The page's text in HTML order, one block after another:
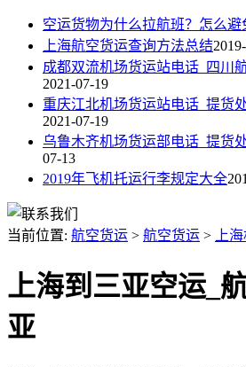
空运货物为什么拉航班？怎么避
上海航空货运查询方法总结
成都双流机场货运站电话_四川
2021-07-19
重庆江北机场货运站电话_提货
2021-07-19
乌鲁木齐机场货运部电话_提货
07-13
2019年飞机托运行李规定大全
当前位置: 航空货运 > 航空货运 > 上
上海到三亚空运_
亚